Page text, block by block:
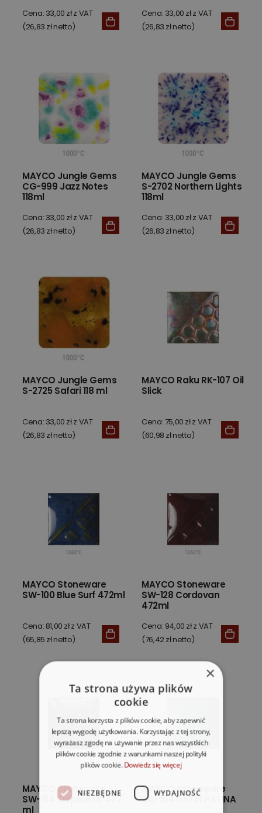
Cena: 33,00 zł z VAT
(26,83 zł netto)
Cena: 33,00 zł z VAT
(26,83 zł netto)
MAYCO Jungle Gems
CG-999 Jazz Notes
118ml
Cena: 33,00 zł z VAT
(26,83 zł netto)
MAYCO Jungle Gems
S-2702 Northern Lights
118ml
Cena: 33,00 zł z VAT
(26,83 zł netto)
MAYCO Jungle Gems
S-2725 Safari 118 ml
Cena: 33,00 zł z VAT
(26,83 zł netto)
MAYCO Raku RK-107 Oil
Slick
Cena: 75,00 zł z VAT
(60,98 zł netto)
MAYCO Stoneware
SW-100 Blue Surf 472ml
Cena: 81,00 zł z VAT
(65,85 zł netto)
MAYCO Stoneware
SW-128 Cordovan
472ml
Cena: 94,00 zł z VAT
(76,42 zł netto)
MAYCO Stoneware
SW-154 Shipwerck 472
ml
MAYCO Stoneware
SW-164 SATIN PATINA
×
Ta strona używa plików
cookie
Ta strona korzysta z plików cookie, aby zapewnić
lepszą wygodę użytkowania. Korzystając z tej strony,
wyrażasz zgodę na używanie przez nas wszystkich
plików cookie zgodnie z warunkami naszej polityki
plików cookie.Dowiedz się więcej
NIEZBĘDNE WYDAJNOŚĆ